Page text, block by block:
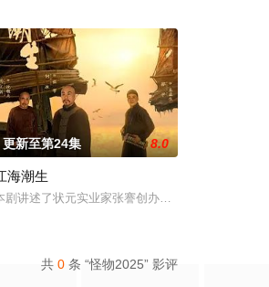
欢你，哲学和生物学意义上的喜欢。”那个夜晚
办的小型军事演习中，郭子剑因不满演习流于
更新至第24集 8.0
海潮生
剧讲述了状元实业家张謇创办大生企业，实业报
共 0 条 “怪物2025” 影评